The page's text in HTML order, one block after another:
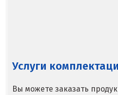
Воронеж
Воскресенск
Услуги
Вы можете заказать